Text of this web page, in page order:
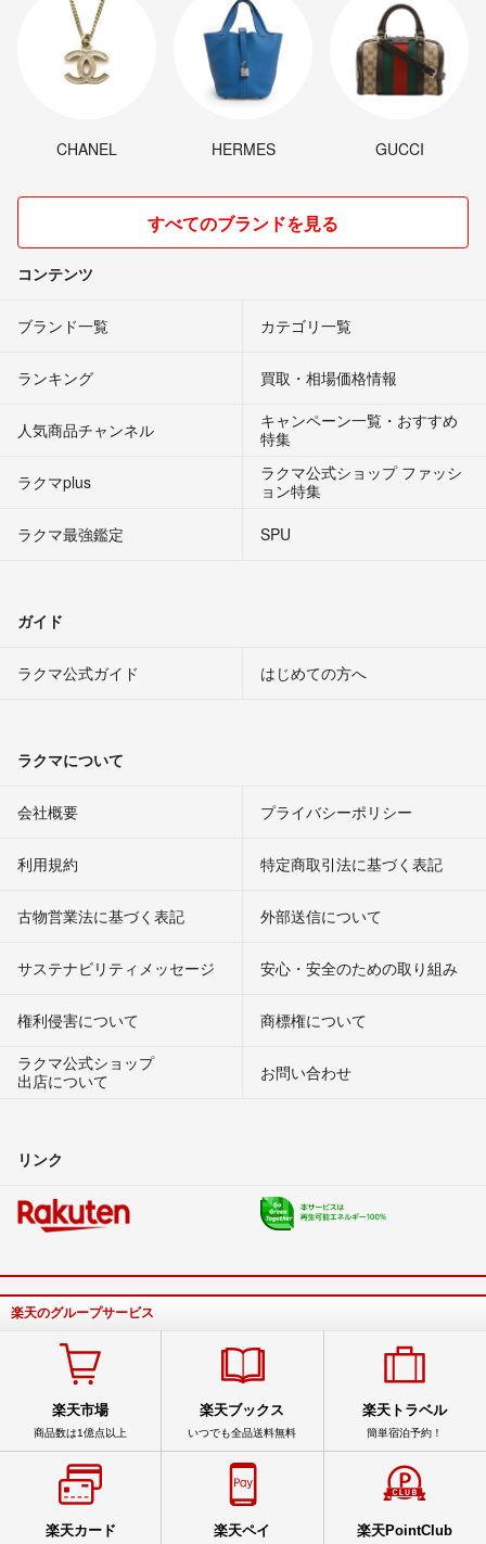
CHANEL HERMES GUCCI
すべてのブランドを見る
コンテンツ
ブランド一覧 カテゴリ一覧
ランキング 買取・相場価格情報
人気商品チャンネル
キャンペーン一覧・おすすめ
特集
ラクマplus
ラクマ公式ショップ ファッシ
ョン特集
ラクマ最強鑑定
SPU
ガイド
ラクマ公式ガイド はじめての方へ
ラクマについて
会社概要 プライバシーポリシー
利用規約 特定商取引法に基づく表記
古物営業法に基づく表記 外部送信について
サステナビリティメッセージ 安心・安全のための取り組み
権利侵害について
商標権について
ラクマ公式ショップ
出店について
お問い合わせ
リンク
楽天のグループサービス
楽天市場
商品数は1億点以上
楽天ブックス
いつでも全品送料無料
楽天トラベル
簡単宿泊予約！
楽天カード 楽天ペイ 楽天PointClub